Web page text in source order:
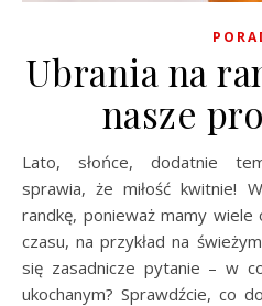
Ubrania na
nasze
Lato, słońce, dodatnie temperatury… Wszystko to
sprawia, że miłość kwitnie!
randkę, ponieważ mamy
czasu, na przykład na
się zasadnicze pytanie – w
ukochanym? Sprawdźcie, co